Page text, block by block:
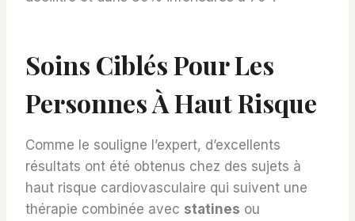
Soins Ciblés Pour Les
Personnes À Haut Risque
Comme le souligne l’expert, d’excellents
résultats ont été obtenus chez des sujets à
haut risque cardiovasculaire qui suivent une
thérapie combinée avec statines ou